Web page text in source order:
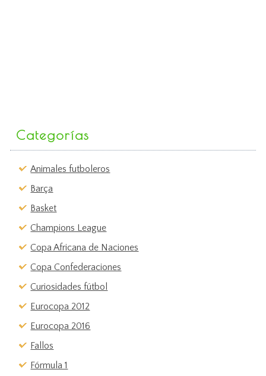
Categorías
Animales futboleros
Barça
Basket
Champions League
Copa Africana de Naciones
Copa Confederaciones
Curiosidades fútbol
Eurocopa 2012
Eurocopa 2016
Fallos
Fórmula 1